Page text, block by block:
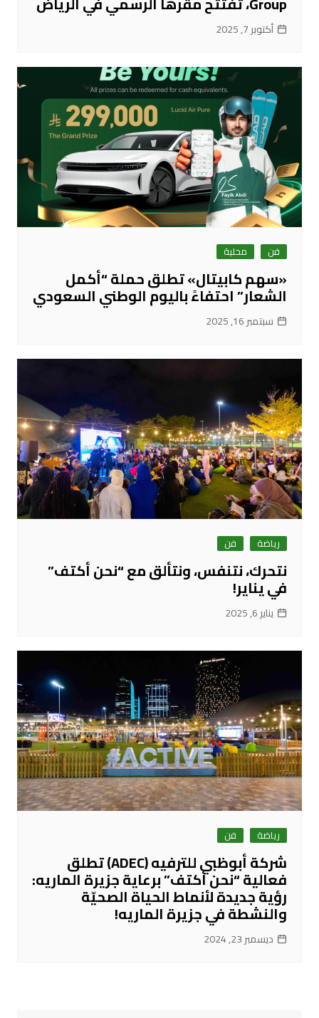
أكتوبر 7, 2025
فن محلية
«سهم كابيتال» تطلق حملة “أكمل
الشعار” احتفاءً باليوم الوطني السعودي
سبتمبر 16, 2025
رياضة فن
نتحرك، نتنفس، ونتألق مع “نحن أكتف”
في يناير!
يناير 6, 2025
رياضة فن
شركة أبوظبي للترفيه (ADEC) تطلق
فعالية “نحن أكتف” برعاية جزيرة الماريه:
رؤية جديدة لأنماط الحياة الصحيّة
والنشطة في جزيرة الماريه!
ديسمبر 23, 2024